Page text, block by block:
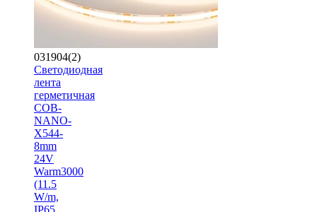
031904(2)
Светодиодная
лента
герметичная
COB-
NANO-
X544-
8mm
24V
Warm3000
(11.5
W/m,
IP65,